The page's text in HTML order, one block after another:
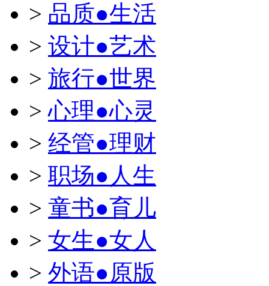
> 品质●生活
> 设计●艺术
> 旅行●世界
>心理●心灵
> 经管●理财
> 职场●人生
> 童书●育儿
> 女生●女人
> 外语●原版